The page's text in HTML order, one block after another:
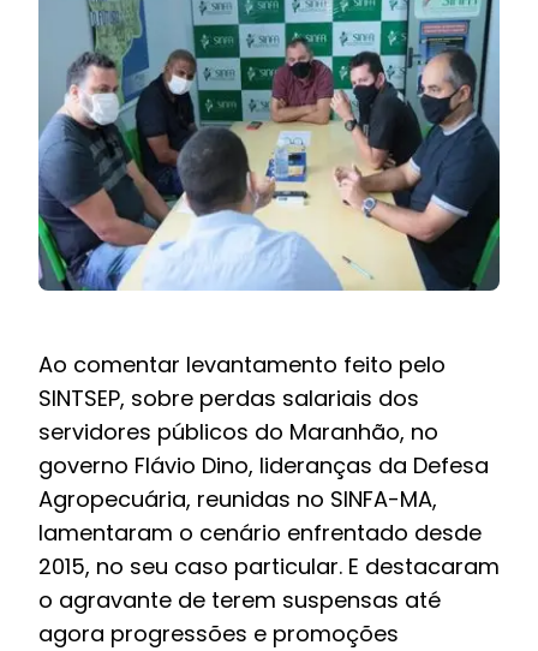
BOLETIM INFORMATIVO
NOTÍCIAS
BARREIRAS
PCCR JÁ – Galeria
Ao comentar levantamento feito pelo
SINTSEP, sobre perdas salariais dos
servidores públicos do Maranhão, no
governo Flávio Dino, lideranças da Defesa
Agropecuária, reunidas no SINFA-MA,
lamentaram o cenário enfrentado desde
2015, no seu caso particular. E destacaram
o agravante de terem suspensas até
agora progressões e promoções